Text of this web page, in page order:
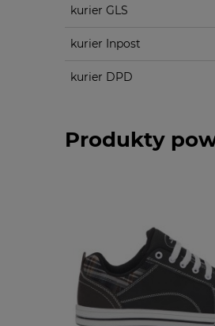
kurier GLS
kurier Inpost
kurier DPD
Produkty